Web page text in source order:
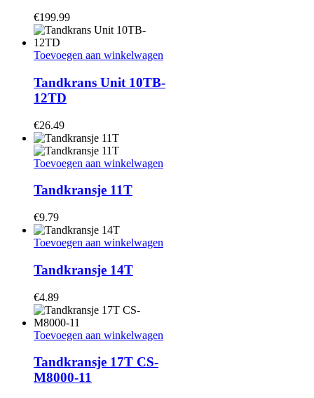
€199.99
Toevoegen aan winkelwagen
Tandkrans Unit 10TB-
12TD
€26.49
Toevoegen aan winkelwagen
Tandkransje 11T
€9.79
Toevoegen aan winkelwagen
Tandkransje 14T
€4.89
Toevoegen aan winkelwagen
Tandkransje 17T CS-
M8000-11